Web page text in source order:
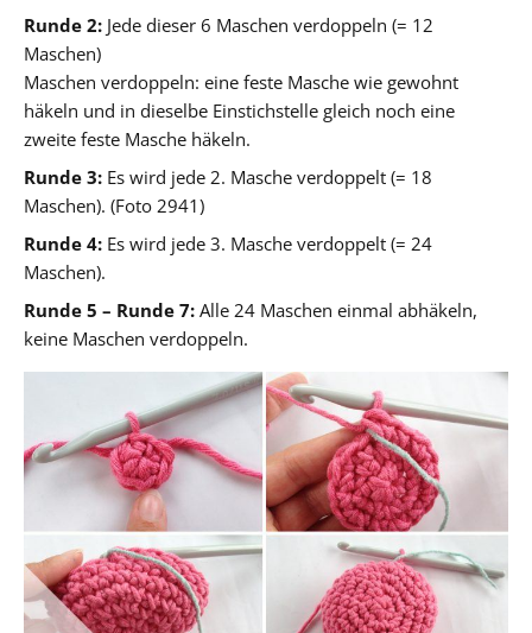
Runde 2: Jede dieser 6 Maschen verdoppeln (= 12
Maschen)
Maschen verdoppeln: eine feste Masche wie gewohnt
häkeln und in dieselbe Einstichstelle gleich noch eine
zweite feste Masche häkeln.
Runde 3: Es wird jede 2. Masche verdoppelt (= 18
Maschen). (Foto 2941)
Runde 4: Es wird jede 3. Masche verdoppelt (= 24
Maschen).
Runde 5 – Runde 7: Alle 24 Maschen einmal abhäkeln,
keine Maschen verdoppeln.